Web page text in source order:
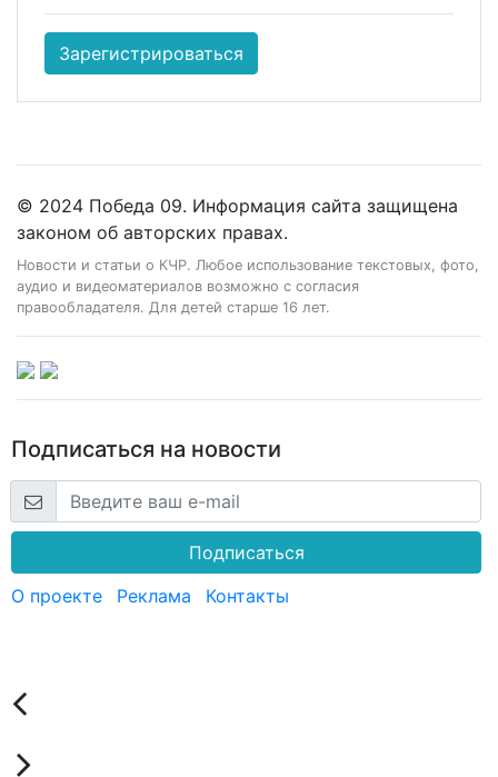
Зарегистрироваться
© 2024 Победа 09. Информация сайта защищена
законом об авторских правах.
Новости и статьи о КЧР. Любое использование текстовых, фото,
аудио и видеоматериалов возможно с согласия
правообладателя. Для детей старше 16 лет.
Подписаться на новости
Подписаться
О проекте
Реклама Контакты